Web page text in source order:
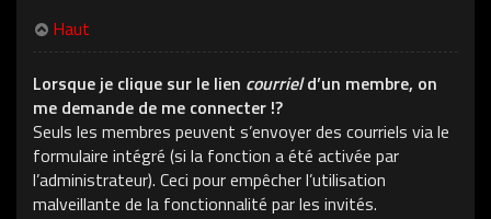
Haut
Lorsque je clique sur le lien courrield’un membre, on
me demande de me connecter !?
Seuls les membres peuvent s’envoyer des courriels via le
formulaire intégré (si la fonction a été activée par
l’administrateur). Ceci pour empêcher l’utilisation
malveillante de la fonctionnalité par les invités.